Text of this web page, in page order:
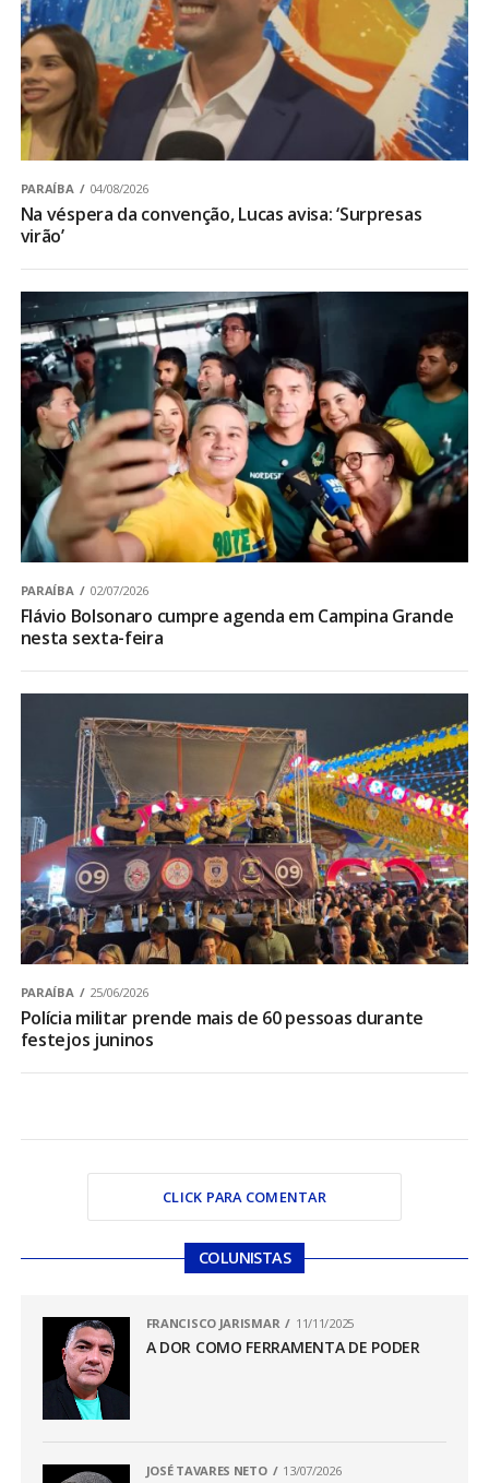
PARAÍBA 04/08/2026
Na véspera da convenção, Lucas avisa: ‘Surpresas
virão’
PARAÍBA 02/07/2026
Flávio Bolsonaro cumpre agenda em Campina Grande
nesta sexta-feira
PARAÍBA 25/06/2026
Polícia militar prende mais de 60 pessoas durante
festejos juninos
CLICK PARA COMENTAR
COLUNISTAS
FRANCISCO JARISMAR 11/11/2025
A DOR COMO FERRAMENTA DE PODER
JOSÉ TAVARES NETO 13/07/2026